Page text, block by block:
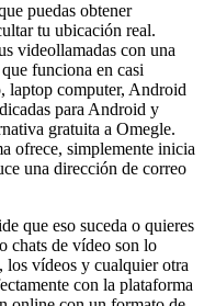
puedas obtener
tu ubicación real.
videollamadas con una
funciona en casi
laptop computer, Android
para Android y
gratuita a Omegle.
ofrece, simplemente inicia
una dirección de correo
que eso suceda o quieres
chats de vídeo son lo
los vídeos y cualquier otra
con la plataforma